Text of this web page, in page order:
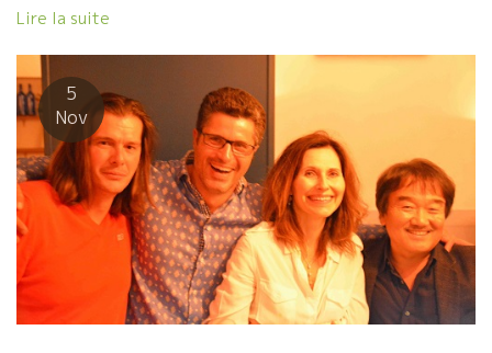
に訪問をした。 もう日焼けした顔、畑仕事で鍛えた逞しい体、満
した ティエリーは自然派ワインの大愛好家だった。しかし近年、
価格が高くなってきていることに危惧していた。 『やはりワイン
は誰でも買える価格であってほしい。』 ティエリーは高等ビジネ
ス学校を出てインタナショナル・ビジネスをコンピューター・シ
ステム使ってアドバイスする仕事をパリの一流企業で働いてい
た。でも、コンクリートの中でコンピューターと向きあって一日
中仕事をする生活に疑問を感じていた。 たった一度の人生だ。テ
ィエリーは決断した。『自分でワインを造ろう！』 ティエリーは
グイグイ飲めてしまうスタイルのワインが好きだった。 自分が造
りたいワインもそんなワインだ。 １００年程前、フランス人が水
代わりにワインを大量に飲んでいた時代があった。 その頃のワイ
ンはアルコール度数が８～１１度ぐらいしかなかった。 ワインが
Lire la suite
5
Nov